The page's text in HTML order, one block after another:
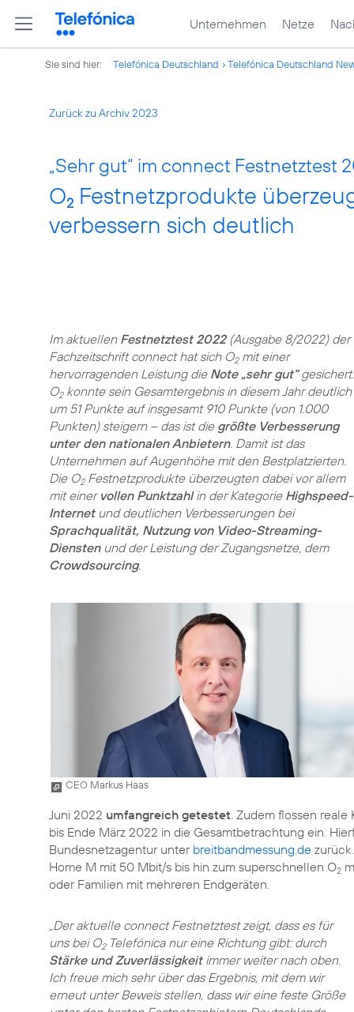
Unternehmen Netze
Sie sind hier: Telefónica Deutschland Telefónica Deutschland
Zurück zu Archiv 2023
„Sehr gut“ im connect Festnetztest
O2 Festnetzprodukte
verbessern sich deutlich
Im aktuellen Festnetztest 2022(Ausgabe 8/2022) der
Fachzeitschrift connect hat sich O2mit einer
hervorragenden Leistung die Note „sehr gut“gesichert.
O2konnte sein Gesamtergebnis in diesem Jahr deutlich
um 51 Punkte auf insgesamt 910 Punkte (von 1.000
Punkten) steigern – das ist die größte Verbesserung
unter den nationalen Anbietern. Damit ist das
Unternehmen auf Augenhöhe mit den Bestplatzierten.
Die O2Festnetzprodukte überzeugten dabei vor allem
mit einer vollen Punktzahlin der Kategorie Highspeed-
Internetund deutlichen Verbesserungen bei
Sprachqualität, Nutzung von Video-Streaming-
Dienstenund der Leistung der Zugangsnetze, dem
Crowdsourcing.
CEO Markus Haas
Juni 2022 umfangreich getestet. Zudem flossen reale
bis Ende März 2022 in die Gesamtbetrachtung ein.
Bundesnetzagentur unter breitbandmessung.de
Home M mit 50 Mbit/s bis hin zum superschnellen O2
oder Familien mit mehreren Endgeräten.
„Der aktuelle connect Festnetztest zeigt, dass es für
uns bei O2Telefónica nur eine Richtung gibt: durch
Stärke und Zuverlässigkeitimmer weiter nach oben.
Ich freue mich sehr über das Ergebnis, mit dem wir
erneut unter Beweis stellen, dass wir eine feste Größe